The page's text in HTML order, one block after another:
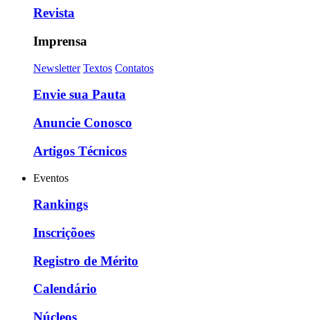
Revista
Imprensa
Newsletter Textos Contatos
Envie sua Pauta
Anuncie Conosco
Artigos Técnicos
Eventos
Rankings
Inscriçõoes
Registro de Mérito
Calendário
Núcleos